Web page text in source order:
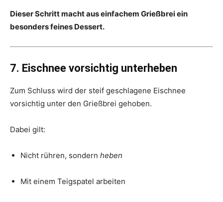
Dieser Schritt macht aus einfachem Grießbrei ein
besonders feines Dessert.
7. Eischnee vorsichtig unterheben
Zum Schluss wird der steif geschlagene Eischnee
vorsichtig unter den Grießbrei gehoben.
Dabei gilt:
Nicht rühren, sondern heben
Mit einem Teigspatel arbeiten